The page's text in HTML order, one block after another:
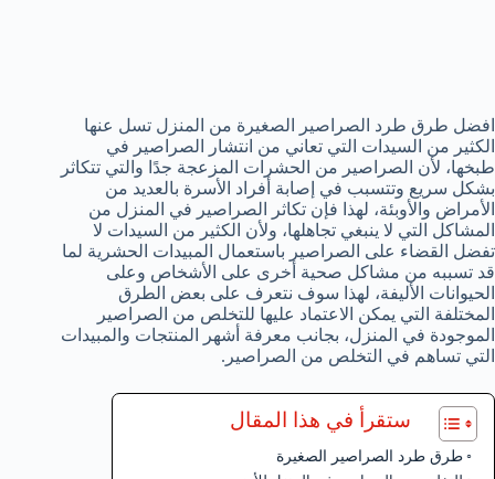
افضل طرق طرد الصراصير الصغيرة من المنزل تسل عنها
الكثير من السيدات التي تعاني من انتشار الصراصير في
طبخها، لأن الصراصير من الحشرات المزعجة جدًا والتي تتكاثر
بشكل سريع وتتسبب في إصابة أفراد الأسرة بالعديد من
الأمراض والأوبئة، لهذا فإن تكاثر الصراصير في المنزل من
المشاكل التي لا ينبغي تجاهلها، ولأن الكثير من السيدات لا
تفضل القضاء على الصراصير باستعمال المبيدات الحشرية لما
قد تسببه من مشاكل صحية أخرى على الأشخاص وعلى
الحيوانات الأليفة، لهذا سوف نتعرف على بعض الطرق
المختلفة التي يمكن الاعتماد عليها للتخلص من الصراصير
الموجودة في المنزل، بجانب معرفة أشهر المنتجات والمبيدات
التي تساهم في التخلص من الصراصير.
ستقرأ في هذا المقال
طرق طرد الصراصير الصغيرة